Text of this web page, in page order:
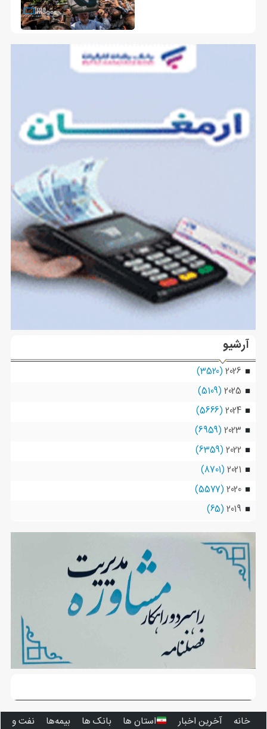
آرشیو
2026
(3520)
2025
(5109)
2024
(5666)
2023
(6959)
2022
(6359)
2021
(8701)
2020
(5577)
2019
(65)
خانه آخرین اخبار استان ‌ها بانک ها بیمه‌ها نفت و